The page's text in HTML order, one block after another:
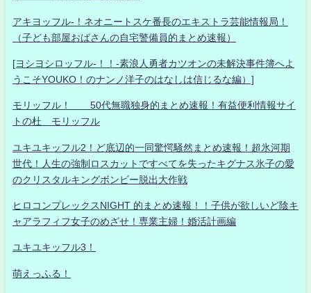
アキヨッフル-！ネオニートスケ番長のエキストラ芸能情報局！
（子ども部屋おばさんの自宅警備員的まとめ速報）
[ヨシヨシロッフル-！！-素浪人勇者カツオンの未解決事件簿へよ
うこそYOUKO！のナンノ洋子のはなしは信じるな編）]
モリッフル！ 50代無職独身的まとめ速報！有益便利情報サイ
トの杜 モリッフル
ユキユキッフル2！ど底辺的一同驚愕騒然まとめ速報！超氷河期
世代！人生の強制ロスカットですべてを失ったキグナス氷子の愛
のクリスタルキングボンビー脱出大作戦
ヒロコンプレックスNIGHT 的まとめ速報！！子供が欲しいど陰キ
ャアラフィフ女子のめざせ！専業主婦！婚活計画編
ユキユキッフル3！
萌えっふる！